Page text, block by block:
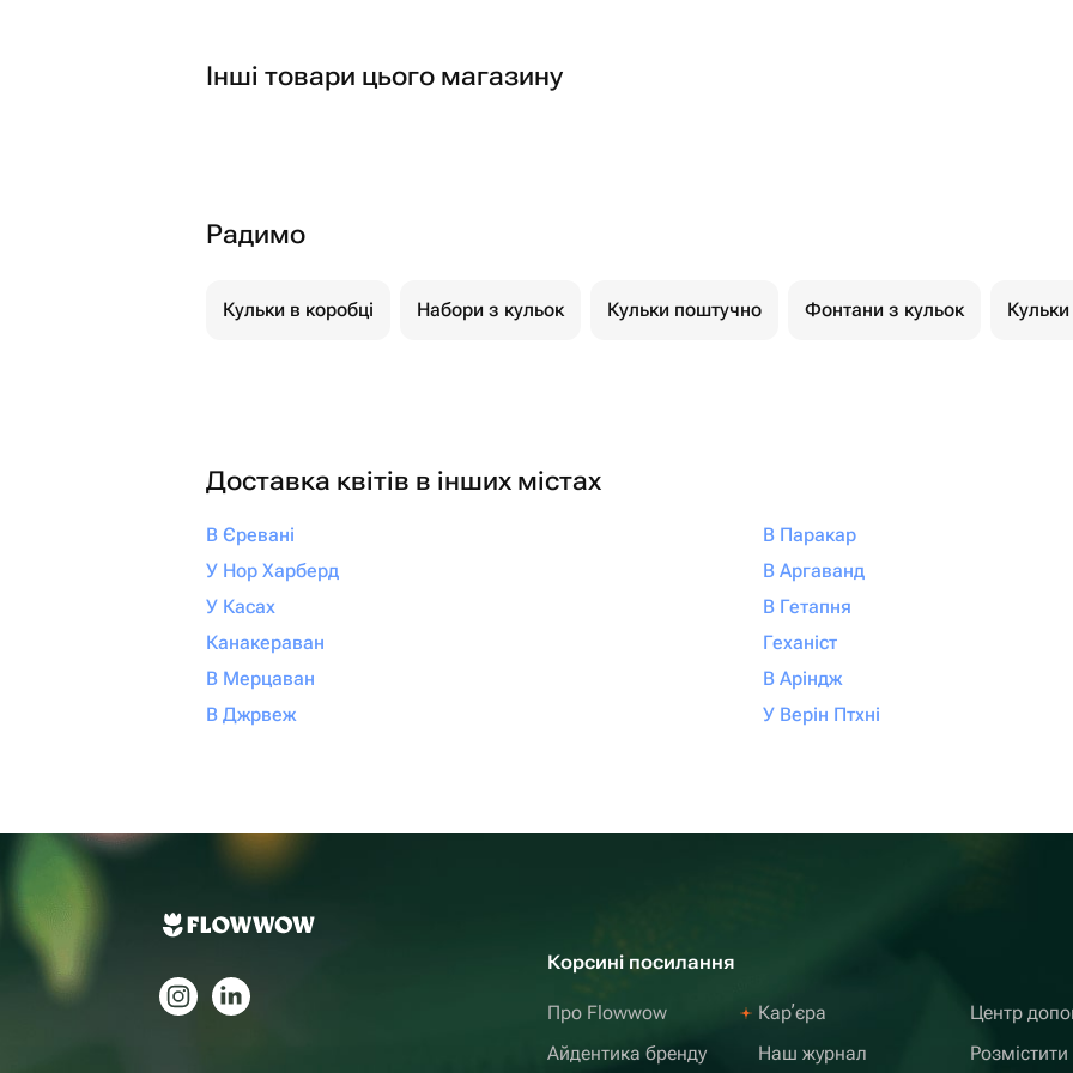
Інші товари цього магазину
Радимо
Кульки в коробці Набори з кульок Кульки поштучно Фонтани з кульок
Доставка квітів в інших містах
В Єревані
У Нор Харберд
У Касах
Канакераван
В Мерцаван
В Джрвеж
В Паракар
В Аргаванд
В Гетапня
Геханіст
В Аріндж
У Верін Птхні
Корсині посилання
Про Flowwow
Айдентика бренду
Карʼєра
Наш журнал
Центр